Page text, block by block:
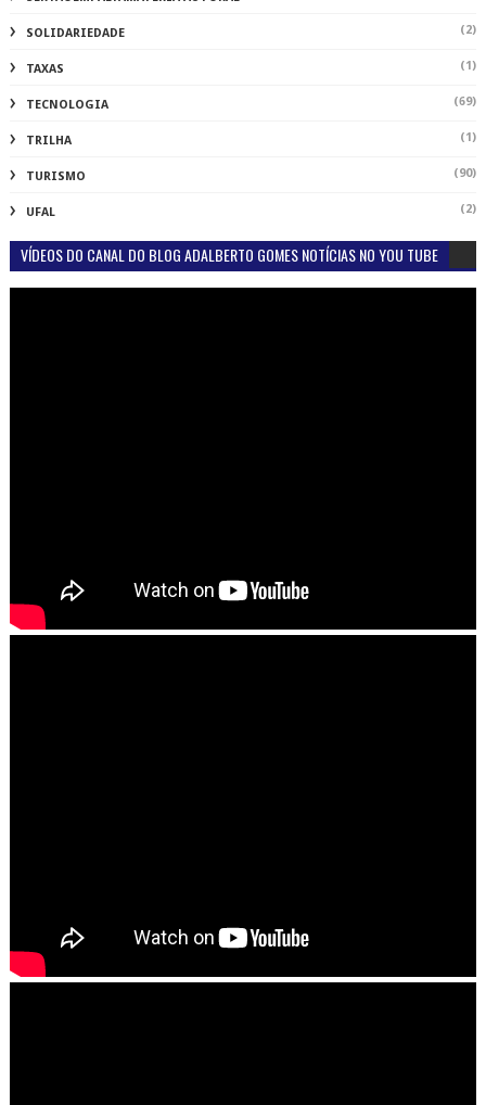
SOLIDARIEDADE (2)
TAXAS (1)
TECNOLOGIA (69)
TRILHA (1)
TURISMO (90)
UFAL (2)
VÍDEOS DO CANAL DO BLOG ADALBERTO GOMES NOTÍCIAS NO YOU TUBE